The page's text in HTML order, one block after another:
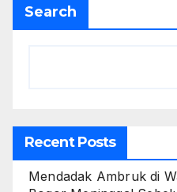
Search
Recent Posts
Mendadak Ambruk di